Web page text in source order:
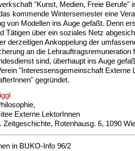
"Kunst, Medien, Freie Berufe"
kommende Wintersemester eine
von Modellen ins Auge gefaßt. Denn
Tätigen über ein soziales Netz
derzeitigen Ankoppelung der
an die Lehrauftragsremuneration
sind, überhaupt ins Auge
"Interessensgemeinschaft Externe
gegründet.
Externe LektorInnen
Zeitgeschichte, Rotenhausg. 6, 1090
in BUKO-Info 96/2